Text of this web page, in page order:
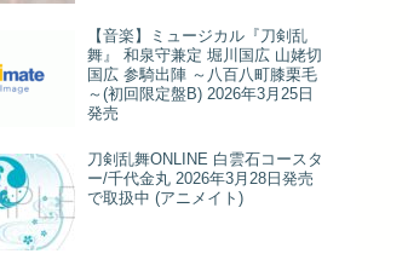
【音楽】ミュージカル『刀剣乱
舞』 和泉守兼定 堀川国広 山姥切
国広 参騎出陣 ～八百八町膝栗毛
～(初回限定盤B) 2026年3月25日
発売
刀剣乱舞ONLINE 白雲石コースタ
ー/千代金丸 2026年3月28日発売
で取扱中 (アニメイト)